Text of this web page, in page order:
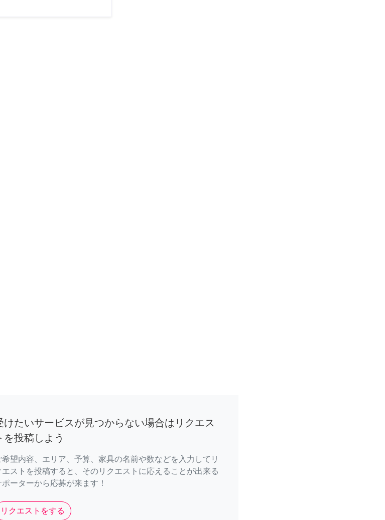
けたいサービスが見つからない場合はリクエス
を投稿しよう
希望内容、エリア、予算、家具の名前や数などを入力してリ
エストを投稿すると、そのリクエストに応えることが出来る
ポーターから応募が来ます！
リクエストをする